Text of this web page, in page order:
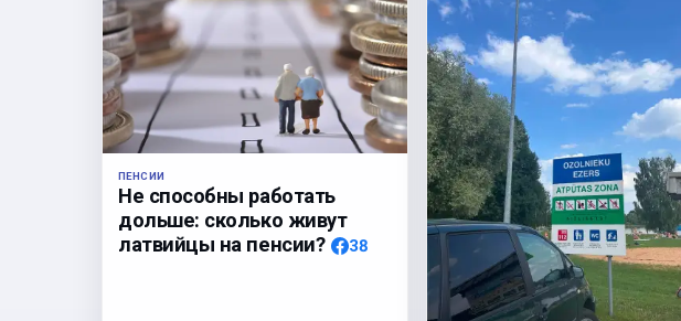
ПЕНСИИ
Не способны работать
дольше: сколько живут
латвийцы на пенсии?
38